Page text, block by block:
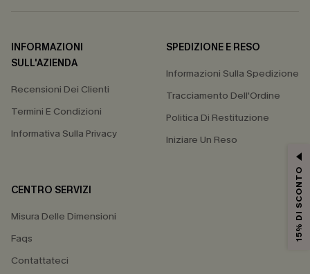
INFORMAZIONI
SULL'AZIENDA
Recensioni Dei Clienti
Termini E Condizioni
Informativa Sulla Privacy
SPEDIZIONE E RESO
Informazioni Sulla Spedizione
Tracciamento Dell'Ordine
Politica Di Restituzione
Iniziare Un Reso
CENTRO SERVIZI
Misura Delle Dimensioni
Faqs
Contattateci
15% DI SCONTO